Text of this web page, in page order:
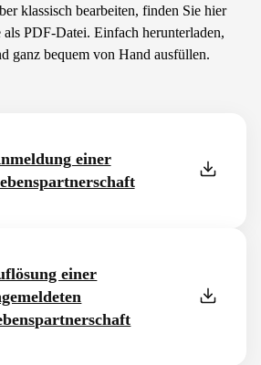
klassisch bearbeiten, finden Sie hier
als PDF-Datei. Einfach herunterladen,
ganz bequem von Hand ausfüllen.
einer
einer